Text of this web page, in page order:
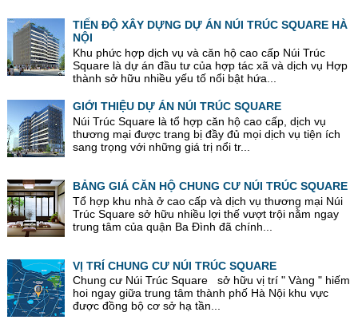
TIẾN ĐỘ XÂY DỰNG DỰ ÁN NÚI TRÚC SQUARE HÀ
NỘI
Khu phức hợp dịch vụ và căn hộ cao cấp Núi Trúc
Square là dự án đầu tư của hợp tác xã và dịch vụ Hợp
thành sở hữu nhiều yếu tố nổi bật hứa...
GIỚI THIỆU DỰ ÁN NÚI TRÚC SQUARE
Núi Trúc Square là tổ hợp căn hộ cao cấp, dịch vụ
thương mại được trang bị đầy đủ mọi dịch vụ tiện ích
sang trọng với những giá trị nổi tr...
BẢNG GIÁ CĂN HỘ CHUNG CƯ NÚI TRÚC SQUARE
Tổ hợp khu nhà ở cao cấp và dịch vụ thương mại Núi
Trúc Square sở hữu nhiều lợi thế vượt trội nằm ngay
trung tâm của quận Ba Đình đã chính...
VỊ TRÍ CHUNG CƯ NÚI TRÚC SQUARE
Chung cư Núi Trúc Square sở hữu vị trí " Vàng " hiếm
hoi ngay giữa trung tâm thành phố Hà Nội khu vực
được đồng bộ cơ sở hạ tần...